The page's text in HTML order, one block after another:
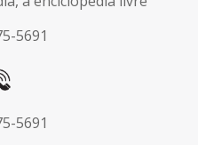
5691
5691